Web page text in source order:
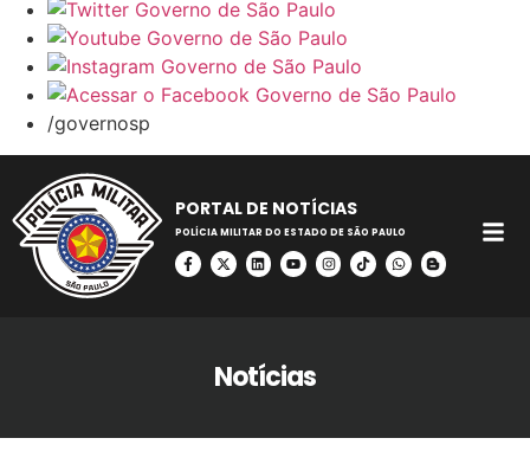
/governosp
PORTAL DE NOTÍCIAS
POLÍCIA MILITAR DO ESTADO DE SÃO PAULO
Notícias